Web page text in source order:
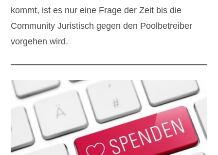
kommt, ist es nur eine Frage der Zeit bis die
Community Juristisch gegen den Poolbetreiber
vorgehen wird.